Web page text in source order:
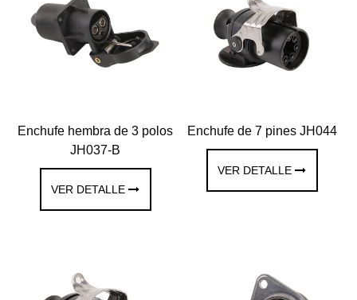
Enchufe hembra de 3 polos
JH037-B
VER DETALLE
Enchufe de 7 pines JH044
VER DETALLE